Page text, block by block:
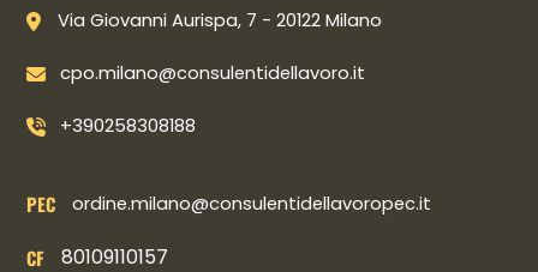
Via Giovanni Aurispa, 7 - 20122 Milano
cpo.milano@consulentidellavoro.it
+390258308188
PEC ordine.milano@consulentidellavoropec.it
CF 80109110157